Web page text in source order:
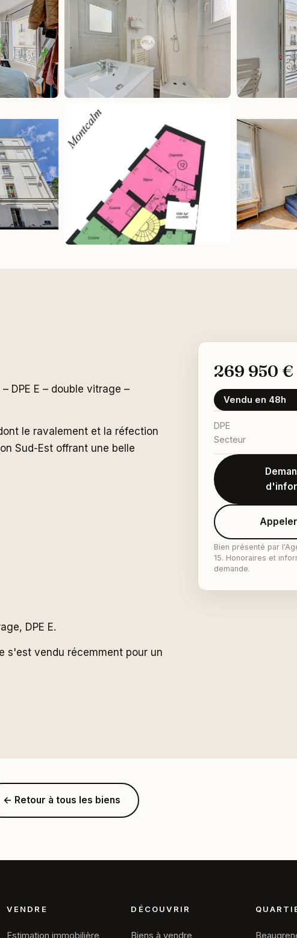
DPE E – double vitrage –
le ravalement et la réfection
Sud-Est offrant une belle
DPE E.
s'est vendu récemment pour un
269 950 €
Vendu en 48h
DPE
Secteur
Bien présenté par
15. Honoraires et
demande.
← Retour à tous les biens
VENDRE
Estimation immobilière
DÉCOUVRIR
Biens à vendre